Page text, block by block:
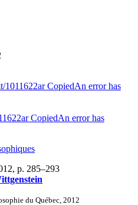
1011622arCopiedAn error has
CopiedAn error has
, p. 285–293
du Québec, 2012